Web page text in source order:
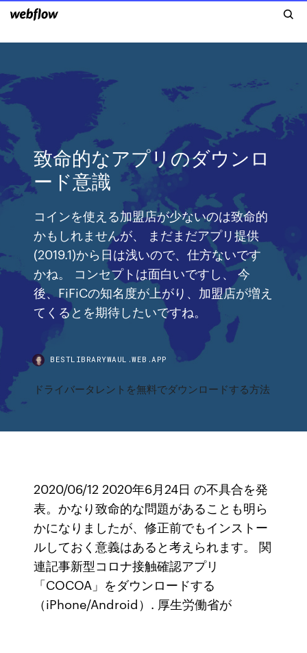
致命的なアプリのダウンロ
ード意識
コインを使える加盟店が少ないのは致命的
かもしれませんが、 まだまだアプリ提供
(2019.1)から日は浅いので、仕方ないです
かね。 コンセプトは面白いですし、 今
後、FiFiCの知名度が上がり、加盟店が増え
てくるとを期待したいですね。
BESTLIBRARYWAUL.WEB.APP
ドライバータレントを無料でダウンロードする方法
2020/06/12 2020年6月24日 の不具合を発
表。かなり致命的な問題があることも明ら
かになりましたが、修正前でもインストー
ルしておく意義はあると考えられます。 関
連記事新型コロナ接触確認アプリ
「COCOA」をダウンロードする
（iPhone/Android）. 厚生労働省が